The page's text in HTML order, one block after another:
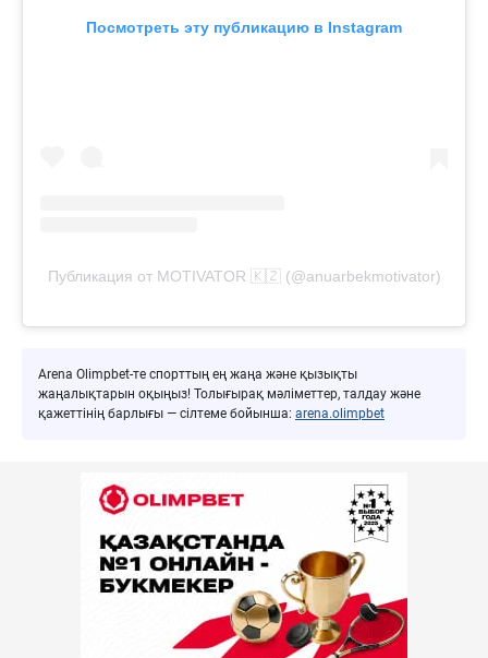
Посмотреть эту публикацию в Instagram
Публикация от MOTIVATOR 🇰🇿 (@anuarbekmotivator)
Arena Olimpbet-те спорттың ең жаңа және қызықты
жаңалықтарын оқыңыз! Толығырақ мәліметтер, талдау және
қажеттінің барлығы — сілтеме бойынша: arena.olimpbet